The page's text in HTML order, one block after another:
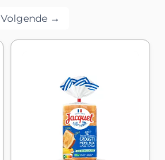
Volgende →